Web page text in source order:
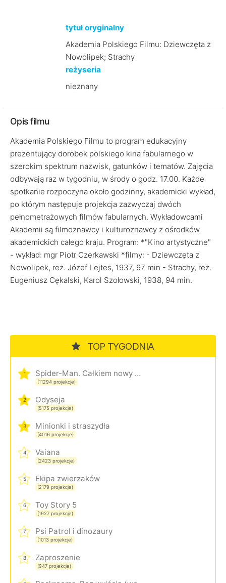
tytuł oryginalny
Akademia Polskiego Filmu: Dziewczęta z
Nowolipek; Strachy
reżyseria
nieznany
Opis filmu
Akademia Polskiego Filmu to program edukacyjny
prezentujący dorobek polskiego kina fabularnego w
szerokim spektrum nazwisk, gatunków i tematów. Zajęcia
odbywają raz w tygodniu, w środy o godz. 17.00. Każde
spotkanie rozpoczyna około godzinny, akademicki wykład,
po którym następuje projekcja zazwyczaj dwóch
pełnometrażowych filmów fabularnych. Wykładowcami
Akademii są filmoznawcy i kulturoznawcy z ośrodków
akademickich całego kraju. Program: *"Kino artystyczne"
- wykład: mgr Piotr Czerkawski *filmy: - Dziewczęta z
Nowolipek, reż. Józef Lejtes, 1937, 97 min - Strachy, reż.
Eugeniusz Cękalski, Karol Szołowski, 1938, 94 min.
TOP TYGODNIA
1 Spider-Man. Całkiem nowy dzień
(11294 projekcje)
2 Odyseja
(5175 projekcje)
3 Minionki i straszydła
(4016 projekcje)
4 Vaiana
(2423 projekcje)
5 Ekipa zwierzaków
(2179 projekcje)
6 Toy Story 5
(1927 projekcje)
7 Psi Patrol i dinozaury
(1013 projekcje)
8 Zaproszenie
(947 projekcje)